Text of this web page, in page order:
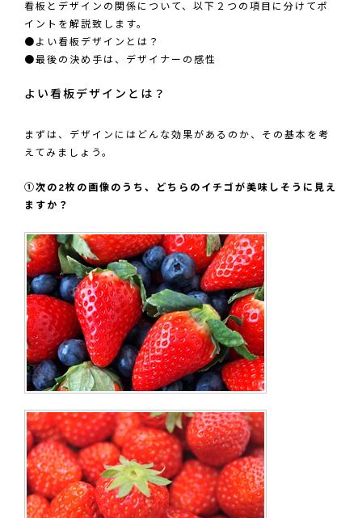
看板とデザインの関係について、以下２つの項目に分けてポ
イントを解説致します。
●よい看板デザインとは？
●最後の決め手は、デザイナーの感性
よい看板デザインとは？
まずは、デザインにはどんな効果があるのか、その基本を考
えてみましょう。
①次の2枚の画像のうち、どちらのイチゴが美味しそうに見え
ますか？